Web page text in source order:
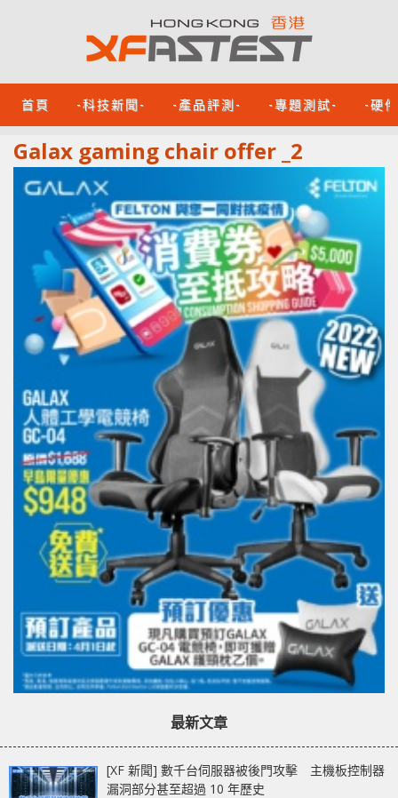
首頁 -科技新聞- -產品評測- -專題測試- -硬
Galax gaming chair offer _2
最新文章
[XF 新聞] 數千台伺服器被後門攻擊 主機板控制器
漏洞部分甚至超過 10 年歷史